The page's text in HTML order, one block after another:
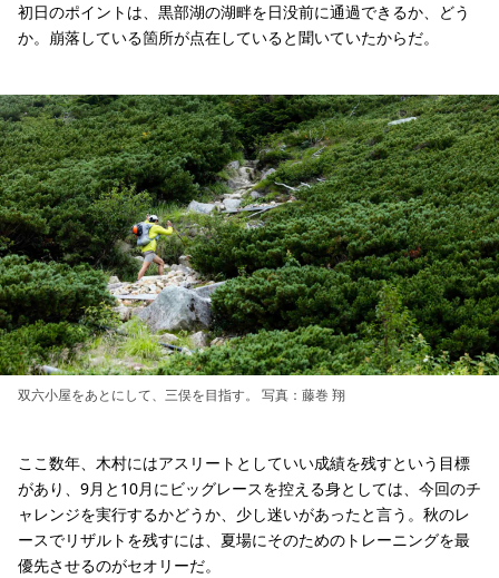
初日のポイントは、黒部湖の湖畔を日没前に通過できるか、どう
か。崩落している箇所が点在していると聞いていたからだ。
双六小屋をあとにして、三俣を目指す。 写真：藤巻 翔
ここ数年、木村にはアスリートとしていい成績を残すという目標
があり、9月と10月にビッグレースを控える身としては、今回のチ
ャレンジを実行するかどうか、少し迷いがあったと言う。秋のレ
ースでリザルトを残すには、夏場にそのためのトレーニングを最
優先させるのがセオリーだ。